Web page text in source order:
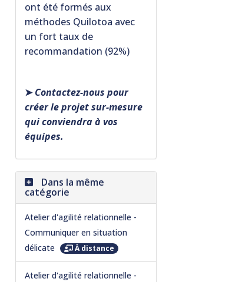
ont été formés aux
méthodes Quilotoa avec
un fort taux de
recommandation (92%)
➤Contactez-nous pour
créer le projet sur-mesure
qui conviendra à vos
équipes.
Dans la même
catégorie
Atelier d'agilité relationnelle -
Communiquer en situation
délicate
À distance
Atelier d'agilité relationnelle -